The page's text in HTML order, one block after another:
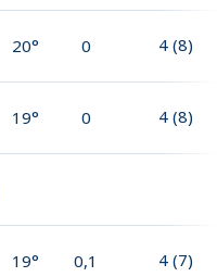
20° 0 4 (8)
19° 0 4 (8)
19° 0,1 4 (7)